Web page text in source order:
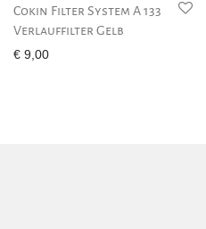
Cokin Filter System A 133
Verlauffilter Gelb
€ 9,00